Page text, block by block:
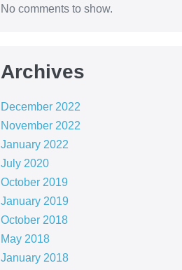
No comments to show.
Archives
December 2022
November 2022
January 2022
July 2020
October 2019
January 2019
October 2018
May 2018
January 2018